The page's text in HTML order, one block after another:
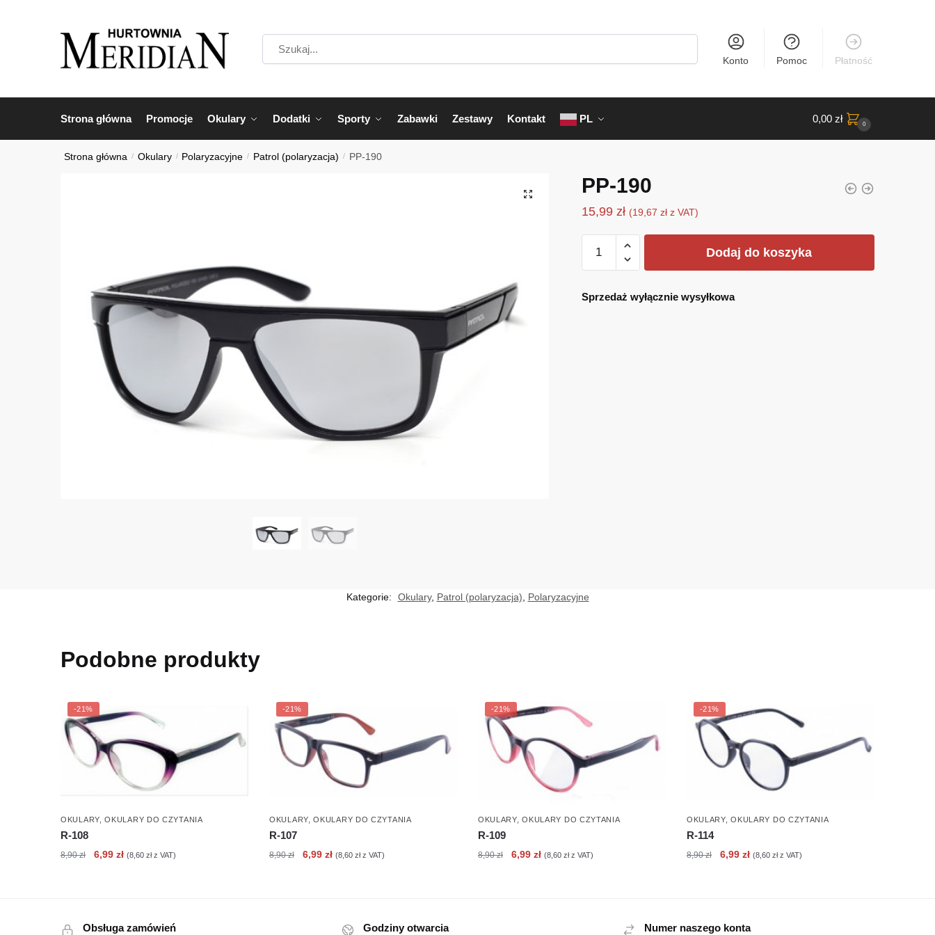
Konto Pomoc Płatność
Strona główna Promocje Okulary Dodatki Sporty Zabawki Zestawy Kontakt PL 0,00 zł 0
Strona główna / Okulary / Polaryzacyjne / Patrol (polaryzacja) / PP-190
PP-190
15,99 zł (19,67 złz VAT)
PP-
Dodaj do koszyka
Sprzedaż wyłącznie wysyłkowa
Kategorie: Okulary, Patrol (polaryzacja) Polaryzacyjne
Podobne produkty
-21%
OKULARY,OKULARY DO CZYTANIA
R-108
8,90zł
Pierwotna
6,99złAktualna
(8,60złz VAT)
-21%
OKULARY,OKULARY DO CZYTANIA
R-107
8,90zł
Pierwotna
6,99 złAktualna
(8,60 złz VAT)
-21%
OKULARY,OKULARY DO CZYTANIA
R-109
8,90zł
Pierwotna
6,99 złAktualna
(8,60 złz VAT)
-21%
OKULARY,OKULARY DO CZYTANIA
R-114
8,90zł
Pierwotna
6,99 złAktualna
(8,60 złz VAT)
Obsługa zamówień Godziny otwarcia Numer naszego konta